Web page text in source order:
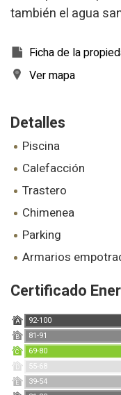
también el agua
Ficha de la
Ver mapa
Detalles
piscina
calefacción
trastero
chimenea
parking
armarios
Certificado
A 92-100
B 81-91
C 69-80
D 55-68
E 39-54